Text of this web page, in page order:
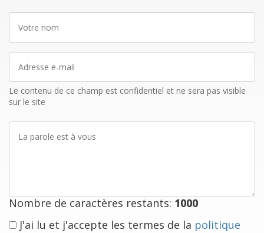
nom
mail
Le contenu de ce champ est confidentiel et ne sera pas visible
sur le site
parole
Nombre de caractères restants: 1000
J'ai lu et j'accepte les termes de la politique